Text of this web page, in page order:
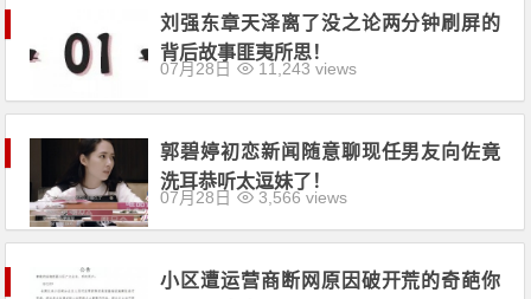
刘强东章天泽离了没之论两分钟刷屏的
背后故事匪夷所思！
07月28日 11,243 views
郭碧婷初恋新闻随意聊现任男友向佐竟
洗耳恭听太逗妹了！
07月28日 3,566 views
小区遭运营商断网原因破开荒的奇葩你